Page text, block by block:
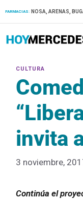
FARMACIAS: NOSA, ARENAS,
invita
3 noviembre,
Continúa el